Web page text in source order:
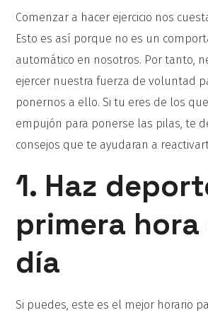
Comenzar a hacer ejercicio nos
Esto es así porque no es un
automático en nosotros. Por tanto,
ejercer nuestra fuerza de voluntad
ponernos a ello. Si tu eres de los
empujón para ponerse las pilas, te
consejos que te ayudaran a
1. Haz
primera hora
día
Si puedes, este es el mejor horario